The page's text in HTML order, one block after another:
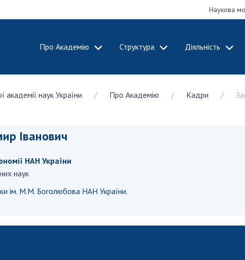
Наукова
Про Академію Структура Діяльність
Про Національну
Історія НАН України
Національної
України
НАН України
Президія НАН
і гуманітарних
академії наук України Про Академію Кадри
Іванович
НАН України
наук
ім. М.М. Боголюбова НАН України.